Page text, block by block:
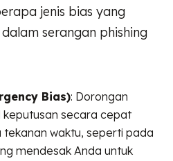
jenis bias yang
serangan phishing
Bias): Dorongan
keputusan secara cepat
waktu, seperti pada
mendesak Anda untuk